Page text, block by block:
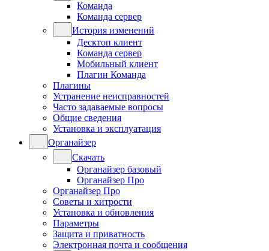
Команда
Команда сервер
История изменений
Десктоп клиент
Команда сервер
Мобильный клиент
Плагин Команда
Плагины
Устранение неисправностей
Часто задаваемые вопросы
Общие сведения
Установка и эксплуатация
Органайзер
Скачать
Органайзер базовый
Органайзер Про
Органайзер Про
Советы и хитрости
Установка и обновления
Параметры
Защита и приватность
Электронная почта и сообщения